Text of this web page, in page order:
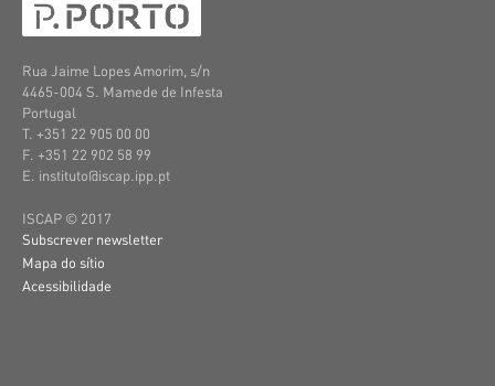
Rua Jaime Lopes Amorim, s/n
4465-004 S. Mamede de Infesta
Portugal
T. +351 22 905 00 00
F. +351 22 902 58 99
E. instituto@iscap.ipp.pt
ISCAP © 2017
Subscrever newsletter
Mapa do sítio
Acessibilidade